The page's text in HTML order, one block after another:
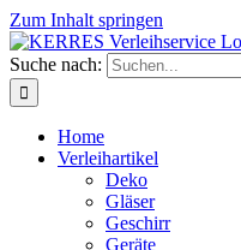
Zum Inhalt springen
Suche nach:
Home
Verleihartikel
Deko
Gläser
Geschirr
Geräte